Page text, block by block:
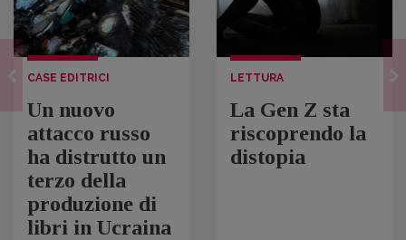
CASE EDITRICI
Un nuovo
attacco russo
ha distrutto un
terzo della
produzione di
libri in Ucraina
LETTURA
La Gen Z sta
riscoprendo la
distopia